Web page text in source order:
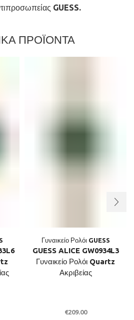
GUESS.
ΠΡΟΪΟΝΤΑ
Γυναικείο Ρολόι GUESS
GUESS ALICE GW0934L3
Γυναικείο Ρολόι Quartz
Ακριβείας
€209.00